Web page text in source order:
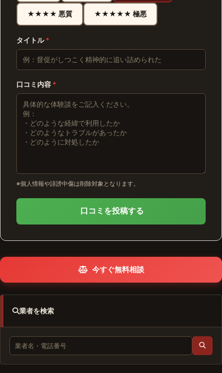
★★★★ 悪質 ★★★★★ 極悪
タイトル*
口コミ内容 *
※個人情報や誹謗中傷は削除対象となります。
口コミを投稿する
今すぐ無料相談
業者を検索